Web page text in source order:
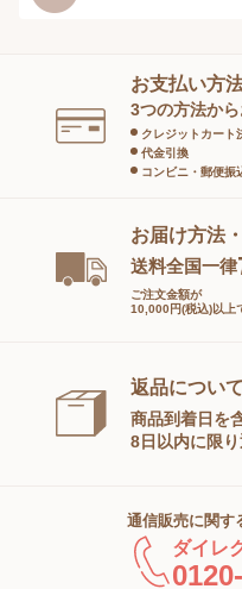
スキンケアグッズ
お支払い方
3つの方法から
クレジットカート
代金引換
コンビニ・郵便振
お届け方法
送料全国一律
ご注文金額が
10,000円(税込)以上
返品について
商品到着日を
8日以内に限
通信販売に関す
ダイレ